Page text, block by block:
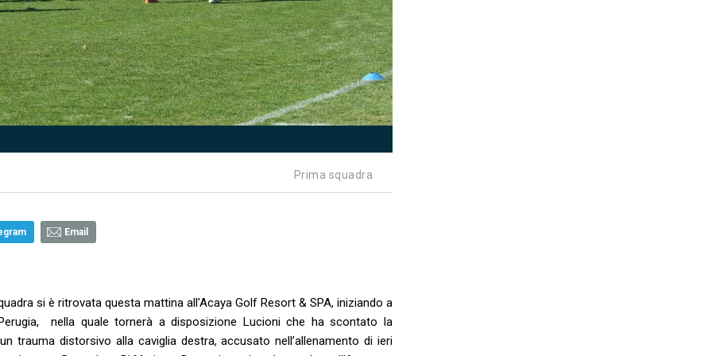
Prima squadra
Email
si è ritrovata questa mattina all'Acaya Golf Resort & SPA, iniziando a
nella quale tornerà a disposizione Lucioni che ha scontato la
distorsivo alla caviglia destra, accusato nell’allenamento di ieri